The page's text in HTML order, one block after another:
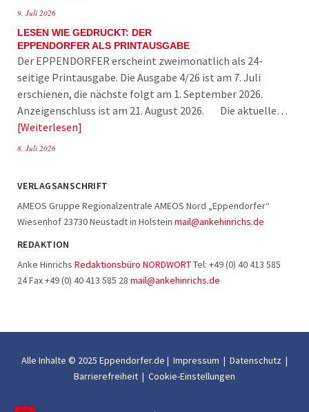
9. Juli 2026
LESEN WIE GEDRUCKT: DER
EPPENDORFER ALS PRINTAUSGABE
Der EPPENDORFER erscheint zweimonatlich als 24-
seitige Printausgabe. Die Ausgabe 4/26 ist am 7. Juli
erschienen, die nächste folgt am 1. September 2026.
Anzeigenschluss ist am 21. August 2026. Die aktuelle…
Weiterlesen
8. Juli 2026
VERLAGSANSCHRIFT
AMEOS Gruppe Regionalzentrale AMEOS Nord „Eppendorfer“
Wiesenhof 23730 Neustadt in Holstein mail@ankehinrichs.de
REDAKTION
Anke Hinrichs Redaktionsbüro NORDWORTTel: +49 (0) 40 413 585
24 Fax +49 (0) 40 413 585 28 mail@ankehinrichs.de
Alle Inhalte © 2025 Eppendorfer.de | Impressum | Datenschutz |
Barrierefreiheit | Cookie-Einstellungen